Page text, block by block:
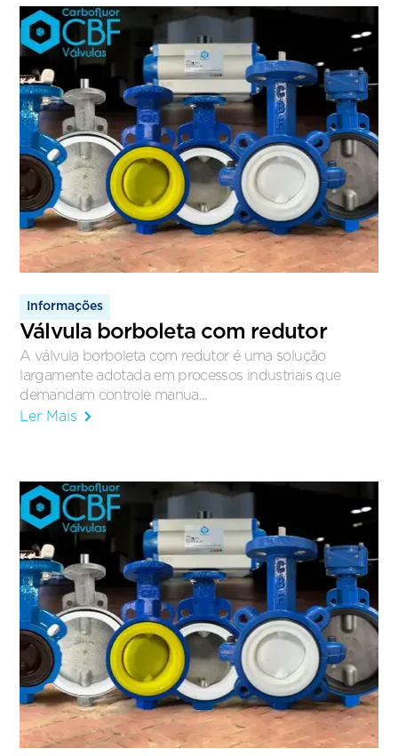
Informações
Válvula borboleta com redutor
A válvula borboleta com redutor é uma solução
largamente adotada em processos industriais que
demandam controle manua...
Ler Mais